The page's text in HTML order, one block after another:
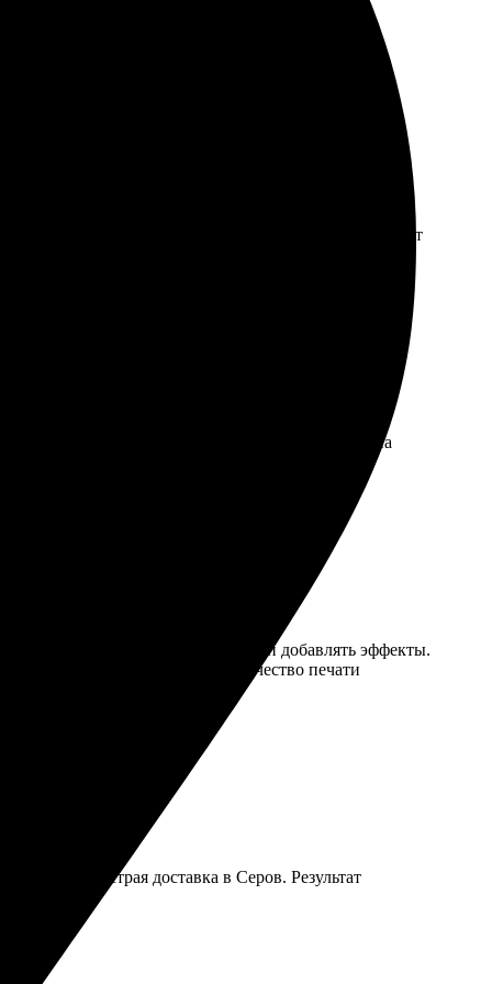
упаковка. Браво всем!
вполне адекватные. Рекомендую всем, кто ценит
быстро, качество порадовало. Получила довольна
позволяет легко редактировать и добавлять эффекты.
порадовала — выбора много. Качество печати
сайт и быстрая доставка в Серов. Результат